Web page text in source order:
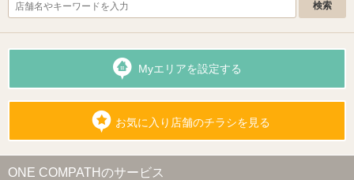
Myエリアを設定する
お気に入り店舗のチラシを見る
ONE COMPATHのサービス